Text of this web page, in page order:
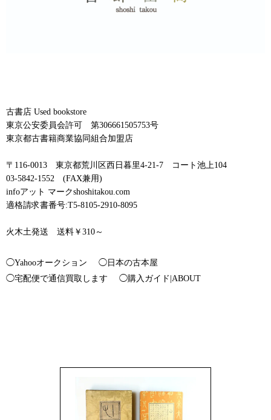
古書店 Used bookstore
東京公安委員会許可 第306661505753号
東京都古書籍商業協同組合加盟店
〒116-0013 東京都荒川区西日暮里4-21-7 コート池上104
03-5842-1552 (FAX兼用)
infoアット マークshoshitakou.com
適格請求書番号:T5-8105-2910-8095
火木土発送 送料￥310～
◯Yahooオークション
◯日本の古本屋
◯宅配便で通信買取します
◯購入ガイド|ABOUT